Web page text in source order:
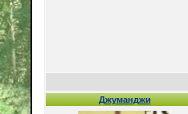
Джуманджи